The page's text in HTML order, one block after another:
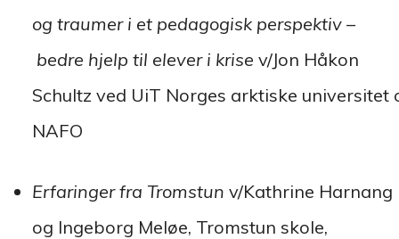
og traumer i et pedagogisk perspektiv –
bedre hjelp til elever i krise v/Jon Håkon
Schultz ved UiT Norges arktiske universitet
NAFO
Erfaringer fra Tromstun v/Kathrine Harnang
og Ingeborg Meløe, Tromstun skole,